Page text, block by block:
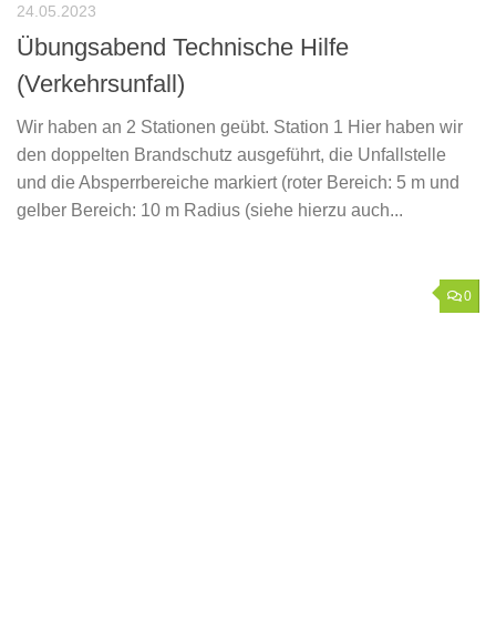
24.05.2023
Übungsabend Technische Hilfe
(Verkehrsunfall)
Wir haben an 2 Stationen geübt. Station 1 Hier haben wir
den doppelten Brandschutz ausgeführt, die Unfallstelle
und die Absperrbereiche markiert (roter Bereich: 5 m und
gelber Bereich: 10 m Radius (siehe hierzu auch...
0